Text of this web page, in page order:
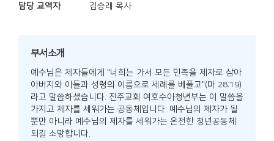
담당 교역자 김승래 목사
부서소개
예수님은 제자들에게 "너희는 가서 모든 민족을 제자로 삼아
아버지와 아들과 성령의 이름으로 세례를 베풀고"(마 28:19)
라고 말씀하셨습니다. 진주교회 여호수아청년부는 이 말씀을
가지고 제자를 세워가는 공동체입니다. 예수님의 제자가 될
뿐만 아니라 예수님의 제자를 세워가는 온전한 청년공동체
되길 소망합니다.